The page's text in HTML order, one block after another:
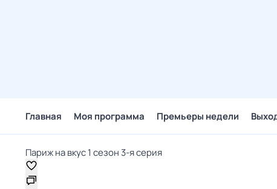
Главная Моя программа Премьеры недели
Париж на вкус 1 сезон 3-я серия